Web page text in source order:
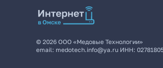
© 2026 ООО «Медовые Технологии»
email: medotech.info@ya.ru ИНН: